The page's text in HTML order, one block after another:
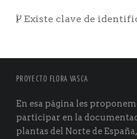
Existe clave de
PROYECTO FLORA VASCA
En esa página les
participar en la
plantas del Norte de